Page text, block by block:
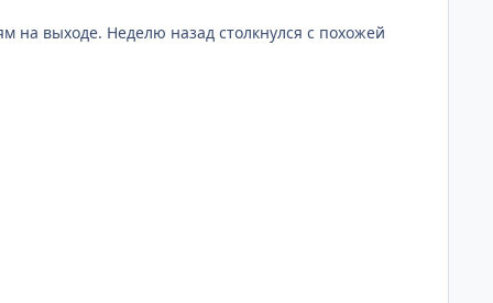
выходе. Неделю назад столкнулся с похожей